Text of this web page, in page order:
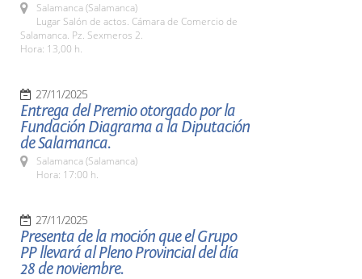
Salamanca (Salamanca)
Lugar Salón de actos. Cámara de Comercio de
Salamanca. Pz. Sexmeros 2.
Hora: 13,00 h.
27/11/2025
Entrega del Premio otorgado por la
Fundación Diagrama a la Diputación
de Salamanca.
Salamanca (Salamanca)
Hora: 17:00 h.
27/11/2025
Presenta de la moción que el Grupo
PP llevará al Pleno Provincial del día
28 de noviembre.